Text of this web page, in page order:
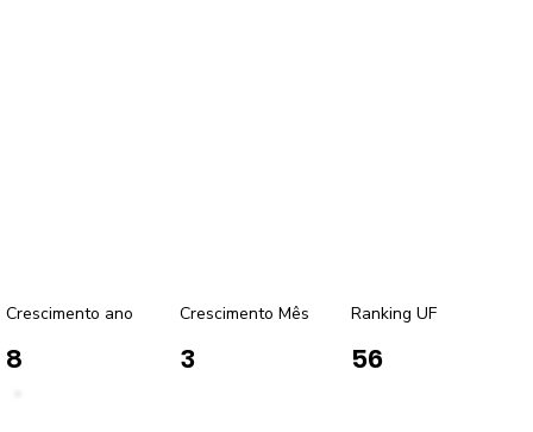
8
Crescimento ano
3 56
Ranking UF
Crescimento Mês